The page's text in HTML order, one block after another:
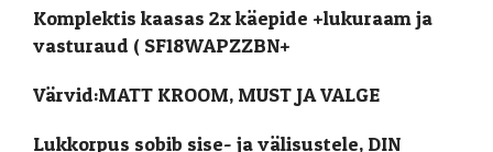
Komplektis kaasas 2x käepide +lukuraam ja
vasturaud ( SF18WAPZZBN+
Värvid:MATT KROOM, MUST JA VALGE
Lukkorpus sobib sise- ja välisustele, DIN